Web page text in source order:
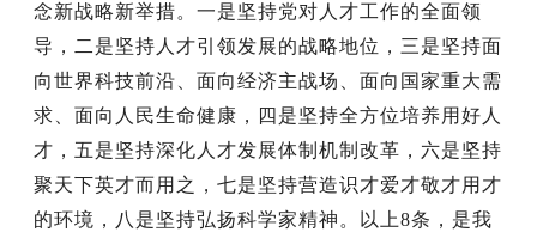
念新战略新举措。一是坚持党对人才工作的全面领
导，二是坚持人才引领发展的战略地位，三是坚持面
向世界科技前沿、面向经济主战场、面向国家重大需
求、面向人民生命健康，四是坚持全方位培养用好人
才，五是坚持深化人才发展体制机制改革，六是坚持
聚天下英才而用之，七是坚持营造识才爱才敬才用才
的环境，八是坚持弘扬科学家精神。以上8条，是我